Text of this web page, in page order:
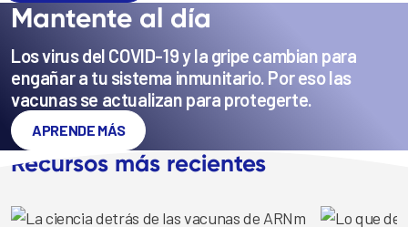
Mantente al día
Los virus del COVID-19 y la gripe cambian para
engañar a tu sistema inmunitario. Por eso las
vacunas se actualizan para protegerte.
APRENDE MÁS
Recursos más recientes